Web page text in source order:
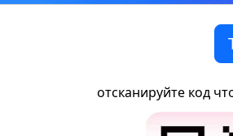
отсканируйте код